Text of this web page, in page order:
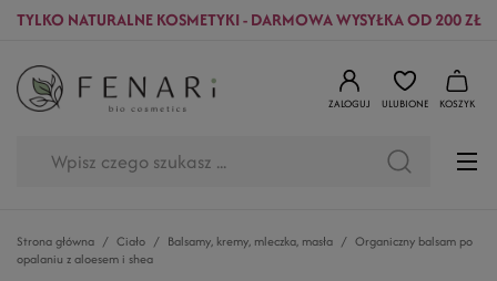
TYLKO NATURALNE KOSMETYKI - DARMOWA WYSYŁKA OD 200 ZŁ
ZALOGUJ ULUBIONE KOSZYK
Strona główna Ciało Balsamy, kremy, mleczka, masła
Organiczny balsam po
opalaniu z aloesem i shea